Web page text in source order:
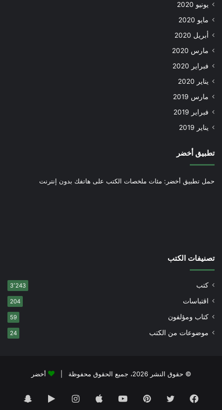
يونيو 2020
مايو 2020
أبريل 2020
مارس 2020
فبراير 2020
يناير 2020
مارس 2019
فبراير 2019
يناير 2019
تطبيق أخضر
حمل تطبيق أخضر: مئات ملخصات الكتب على هاتفك بدون إنترنت
تصنيفات الكتب
كتب 3٬243
اقتباسات 204
كتاب ومؤلفون 59
موضوعات من الكتب 24
© حقوق النشر 2026، جميع الحقوق محفوظة | أخضر
فيسبوك تويتر بينتيريستيوتيوب انستقرام‏Google